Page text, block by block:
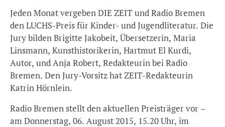
Jeden Monat vergeben DIE ZEIT und Radio Bremen
den LUCHS-Preis für Kinder- und Jugendliteratur. Die
Jury bilden Brigitte Jakobeit, Übersetzerin, Maria
Linsmann, Kunsthistorikerin, Hartmut El Kurdi,
Autor, und Anja Robert, Redakteurin bei Radio
Bremen. Den Jury-Vorsitz hat ZEIT-Redakteurin
Katrin Hörnlein.
Radio Bremen stellt den aktuellen Preisträger vor –
am Donnerstag, 06. August 2015, 15.20 Uhr, im